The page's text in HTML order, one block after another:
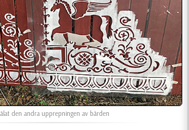
den andra upprepningen av bården